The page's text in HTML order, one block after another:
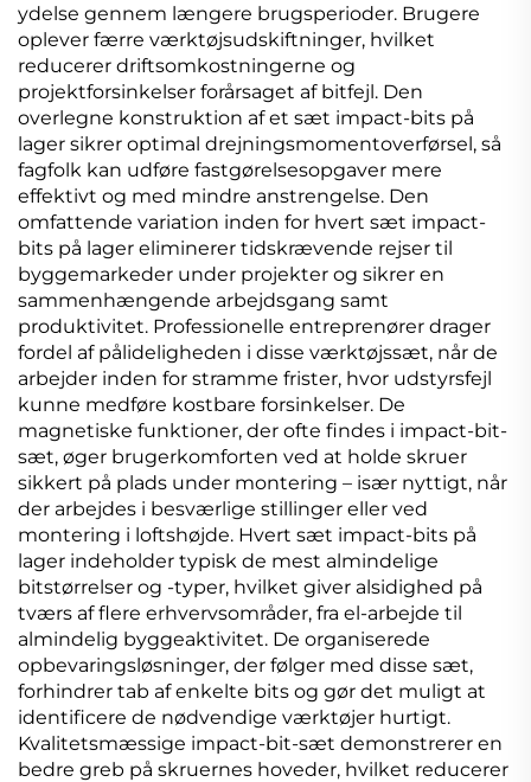
ydelse gennem længere brugsperioder. Brugere
oplever færre værktøjsudskiftninger, hvilket
reducerer driftsomkostningerne og
projektforsinkelser forårsaget af bitfejl. Den
overlegne konstruktion af et sæt impact-bits på
lager sikrer optimal drejningsmomentoverførsel, så
fagfolk kan udføre fastgørelsesopgaver mere
effektivt og med mindre anstrengelse. Den
omfattende variation inden for hvert sæt impact-
bits på lager eliminerer tidskrævende rejser til
byggemarkeder under projekter og sikrer en
sammenhængende arbejdsgang samt
produktivitet. Professionelle entreprenører drager
fordel af pålideligheden i disse værktøjssæt, når de
arbejder inden for stramme frister, hvor udstyrsfejl
kunne medføre kostbare forsinkelser. De
magnetiske funktioner, der ofte findes i impact-bit-
sæt, øger brugerkomforten ved at holde skruer
sikkert på plads under montering – især nyttigt, når
der arbejdes i besværlige stillinger eller ved
montering i loftshøjde. Hvert sæt impact-bits på
lager indeholder typisk de mest almindelige
bitstørrelser og -typer, hvilket giver alsidighed på
tværs af flere erhvervsområder, fra el-arbejde til
almindelig byggeaktivitet. De organiserede
opbevaringsløsninger, der følger med disse sæt,
forhindrer tab af enkelte bits og gør det muligt at
identificere de nødvendige værktøjer hurtigt.
Kvalitetsmæssige impact-bit-sæt demonstrerer en
bedre greb på skruernes hoveder, hvilket reducerer